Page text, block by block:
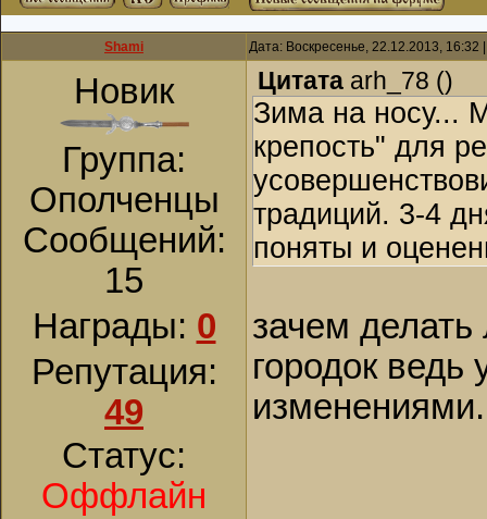
Shami Дата: Воскресенье, 22.12.2013,
Новик
Группа:
Ополченцы
Сообщений:
15
Награды: 0
Репутация:
49
Статус:
Оффлайн
Цитата arh_78 ()
Зима на носу...
крепость" для
традиций. 3-4
поняты и
зачем
городок ведь
изменениями.